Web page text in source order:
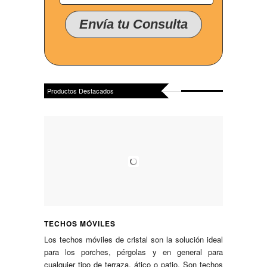
Productos Destacados
TECHOS MÓVILES
Los techos móviles de cristal son la solución ideal
para los porches, pérgolas y en general para
cualquier tipo de terraza, ático o patio. Son techos